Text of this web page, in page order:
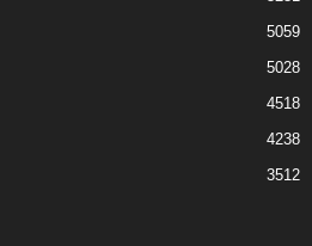
5059
5028
4518
4238
3512